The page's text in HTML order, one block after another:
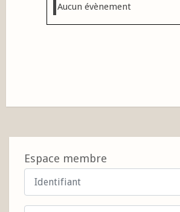
Espace membre
Aucun évènement